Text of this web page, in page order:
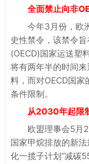
全面禁止向非
今年3月份，欧
史性禁令，该禁令
(OECD)国家运送塑
将有两年半的时间
料，而对OECD国家
条件限制。
从2030年起限
欧盟理事会5月
国家甲烷排放的新
化一揽子计划“减碳